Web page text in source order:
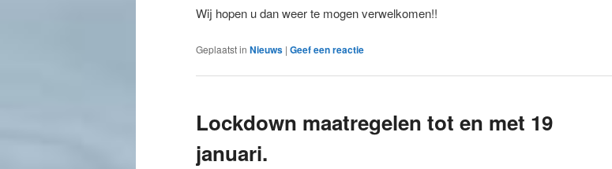
Wij hopen u dan weer te mogen verwelkomen!!
Geplaatst in Nieuws | Geef een reactie
Lockdown maatregelen tot en met 19
januari.